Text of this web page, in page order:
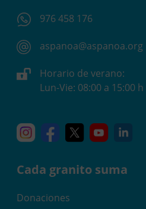
976 458 176
aspanoa@aspanoa.org
Horario de verano:
Lun-Vie: 08:00 a 15:00 h
InstagramFacebook
X YouTube
Cada granito suma
Donaciones